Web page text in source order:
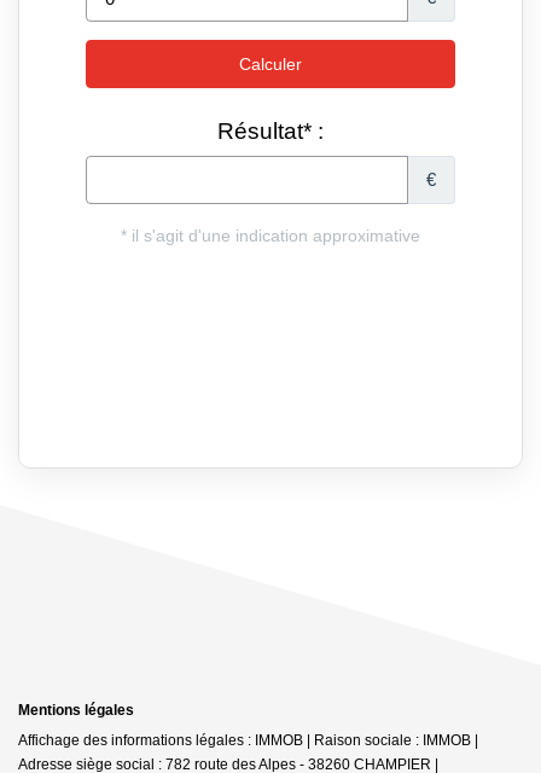
Mentions légales
Affichage des informations légales : IMMOB | Raison sociale : IMMOB |
Adresse siège social : 782 route des Alpes - 38260 CHAMPIER |